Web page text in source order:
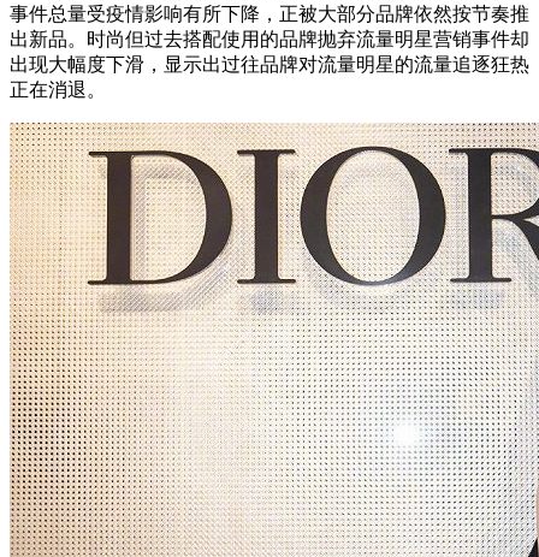
事件总量受疫情影响有所下降，正被大部分品牌依然按节奏推
出新品。时尚但过去搭配使用的品牌抛弃流量明星营销事件却
出现大幅度下滑，显示出过往品牌对流量明星的流量追逐狂热
正在消退。